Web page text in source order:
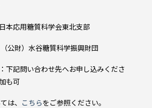
質科学会東北支部
財）水谷糖質科学振興財団
下記問い合わせ先へお申し込みくださ
も可
は、 こちらをご参照ください。